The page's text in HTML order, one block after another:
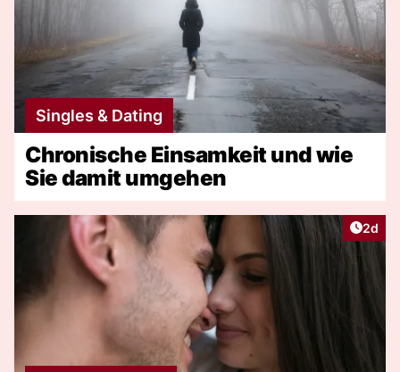
Singles & Dating
Chronische Einsamkeit und wie
Sie damit umgehen
2d